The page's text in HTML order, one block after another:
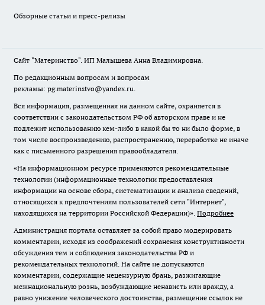
Обзорные статьи и пресс-релизы
Сайт "Материнство". ИП Малышева Анна Владимировна.
По редакционным вопросам и вопросам
рекламы: pg.materinstvo@yandex.ru.
Вся информация, размещенная на данном сайте, охраняется в
соответствии с законодательством РФ об авторском праве и не
подлежит использованию кем-либо в какой бы то ни было форме, в
том числе воспроизведению, распространению, переработке не иначе
как с письменного разрешения правообладателя.
«На информационном ресурсе применяются рекомендательные
технологии (информационные технологии предоставления
информации на основе сбора, систематизации и анализа сведений,
относящихся к предпочтениям пользователей сети "Интернет",
находящихся на территории Российской Федерации)». Подробнее
Администрация портала оставляет за собой право модерировать
комментарии, исходя из соображений сохранения конструктивности
обсуждения тем и соблюдения законодательства РФ и
рекомендательных технологий. На сайте не допускаются
комментарии, содержащие нецензурную брань, разжигающие
межнациональную рознь, возбуждающие ненависть или вражду, а
равно унижение человеческого достоинства, размещение ссылок не